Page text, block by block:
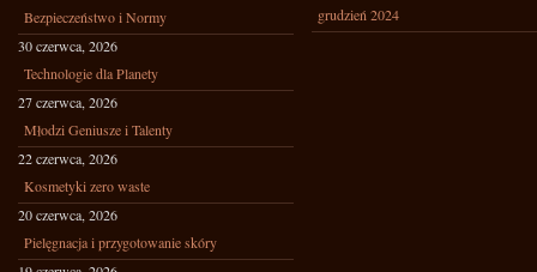
Bezpieczeństwo i Normy
30 czerwca, 2026
Technologie dla Planety
27 czerwca, 2026
Młodzi Geniusze i Talenty
22 czerwca, 2026
Kosmetyki zero waste
20 czerwca, 2026
Pielęgnacja i przygotowanie skóry
grudzień 2024